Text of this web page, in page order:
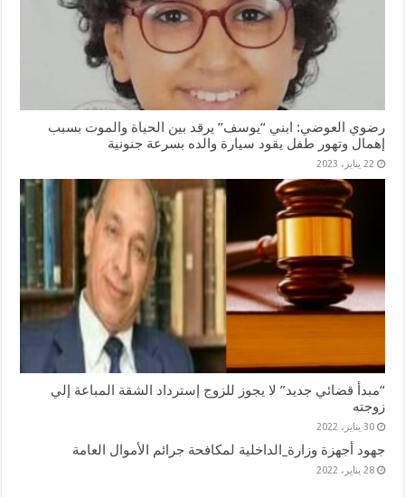
رضوي العوضي: ابني “يوسف” يرقد بين الحياة والموت بسبب
إهمال وتهور طفل يقود سيارة والده بسرعة جنونية
22 يناير، 2023
“مبدأ قضائي جديد” لا يجوز للزوج إسترداد الشقة المباعة إلي
زوجته
30 يناير، 2022
جهود أجهزة وزارة_الداخلية لمكافحة جرائم الأموال العامة
28 يناير، 2022